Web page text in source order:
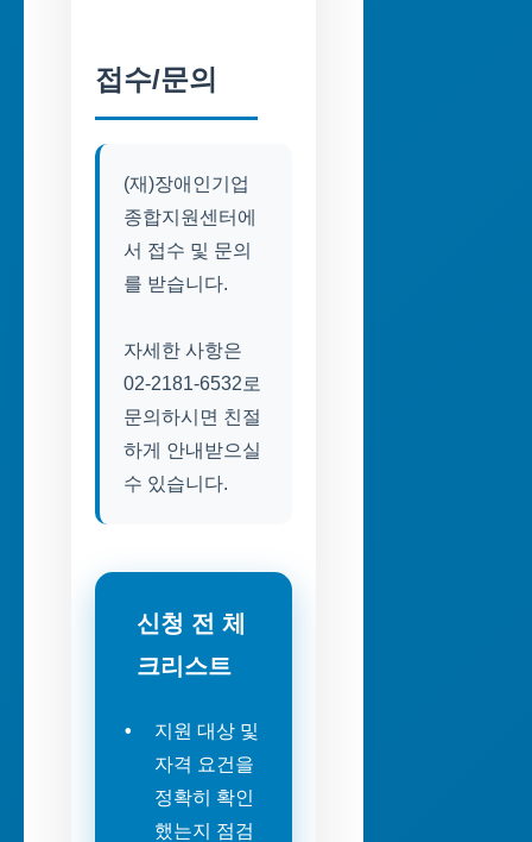
접수/문의
(재)장애인기업
종합지원센터에
서 접수 및 문의
를 받습니다.
자세한 사항은
02-2181-6532로
문의하시면 친절
하게 안내받으실
수 있습니다.
신청 전 체
크리스트
지원 대상 및
자격 요건을
정확히 확인
했는지 점검